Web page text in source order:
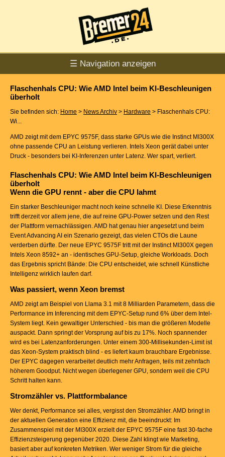
☰ Navigation anzeigen
Flaschenhals CPU: Wie AMD Intel beim KI-Beschleunigen
überholt
Sie befinden sich: Home > News Archiv > Hardware > Flaschenhals CPU:
Wi...
AMD zeigt mit dem EPYC 9575F, dass starke GPUs wie die Instinct MI300X
ohne passende CPU an Leistung verlieren. Intels Xeon gerät dabei unter
Druck - besonders bei KI-Inferenzen unter Latenz. Wer spart, verliert.
Flaschenhals CPU: Wie AMD Intel beim KI-Beschleunigen
überholt
Wenn die GPU rennt - aber die CPU lahmt
Ein starker Beschleuniger macht noch keine schnelle KI. Diese Erkenntnis
trifft derzeit vor allem jene, die auf reine GPU-Power setzen und den Rest
der Plattform vernachlässigen. AMD hat genau hier angesetzt und beim
Event Advancing AI ein Szenario gezeigt, das vielen CTOs die Laune
verderben dürfte. Der neue EPYC 9575F tritt mit der Instinct MI300X gegen
Intels Xeon 8592+ an - identisches GPU-Setup, gleiche Workloads. Doch
das Ergebnis spricht Bände: Die CPU entscheidet, wie schnell Künstliche
Intelligenz wirklich laufen darf.
Was passiert, wenn Xeon bremst
AMD zeigt am Beispiel von Llama 3.1 mit 8 Milliarden Parametern, dass die
Performance im Inferencing mit dem EPYC-Setup rund 6% über dem Intel-
System liegt. Kein gewaltiger Unterschied - bis man die größeren Modelle
auspackt. Dann springt der Vorsprung auf bis zu 17%. Noch spannender
wird es bei Latenzanforderungen. Unter einem 300-Millisekunden-Limit ist
das Xeon-System praktisch blind - es liefert kaum brauchbare Ergebnisse.
Der EPYC dagegen verarbeitet deutlich mehr Anfragen, teils mit zehnfach
höherem Goodput. Nicht wegen überlegener GPU, sondern weil die CPU
Schritt halten kann.
Stromzähler vs. Plattformbalance
Wer denkt, Performance sei alles, vergisst den Stromzähler. AMD bringt in
der aktuellen Generation eine Effizienz mit, die beeindruckt: Im
Zusammenspiel mit der MI300X erzielt der EPYC 9575F eine fast 30-fache
Effizienzsteigerung gegenüber 2020. Diese Zahl klingt wie Marketing,
basiert aber auf konkreten Metriken. Wer weniger Strom für die gleiche